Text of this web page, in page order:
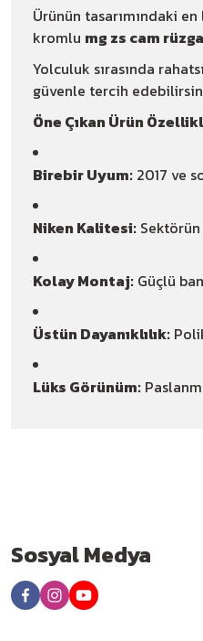
Ürünün tasarımındaki
kromlu mg zs cam
Yolculuk sırasında
güvenle tercih
Öne Çıkan Ürün
Birebir Uyum: 2017 ve
Niken Kalitesi:
Kolay Montaj: Güçlü
Üstün Dayanıklılık:
Lüks Görünüm:
Sosyal Medya